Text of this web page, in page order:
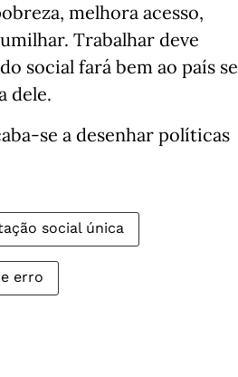
melhora acesso,
Trabalhar deve
social fará bem ao país se
dele.
se a desenhar políticas
social única
erro